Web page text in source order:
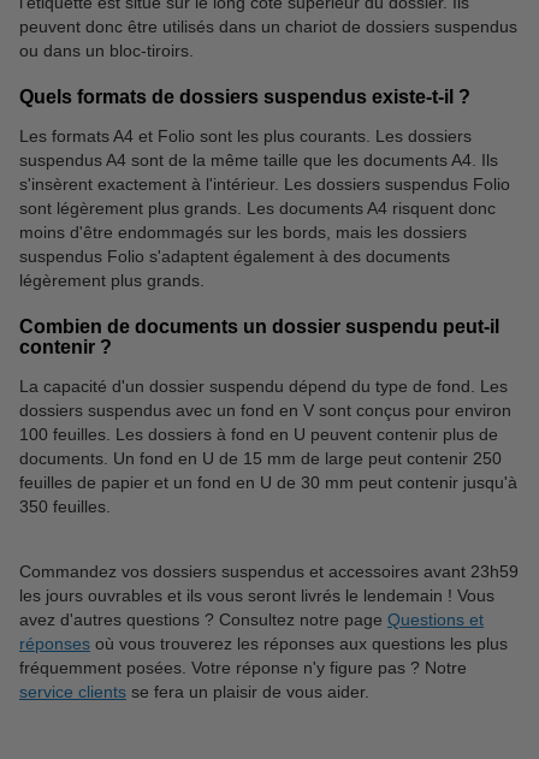
peuvent donc être utilisés dans un chariot de dossiers suspendus
ou dans un bloc-tiroirs.
Quels formats de dossiers suspendus existe-t-il ?
Les formats A4 et Folio sont les plus courants. Les dossiers
suspendus A4 sont de la même taille que les documents A4. Ils
s'insèrent exactement à l'intérieur. Les dossiers suspendus Folio
sont légèrement plus grands. Les documents A4 risquent donc
moins d'être endommagés sur les bords, mais les dossiers
suspendus Folio s'adaptent également à des documents
légèrement plus grands.
Combien de documents un dossier suspendu peut-il
contenir ?
La capacité d'un dossier suspendu dépend du type de fond. Les
dossiers suspendus avec un fond en V sont conçus pour environ
100 feuilles. Les dossiers à fond en U peuvent contenir plus de
documents. Un fond en U de 15 mm de large peut contenir 250
feuilles de papier et un fond en U de 30 mm peut contenir jusqu'à
350 feuilles.
Commandez vos dossiers suspendus et accessoires avant 23h59
les jours ouvrables et ils vous seront livrés le lendemain ! Vous
avez d'autres questions ? Consultez notre page Questions et
réponses où vous trouverez les réponses aux questions les plus
fréquemment posées. Votre réponse n'y figure pas ? Notre
service clients se fera un plaisir de vous aider.